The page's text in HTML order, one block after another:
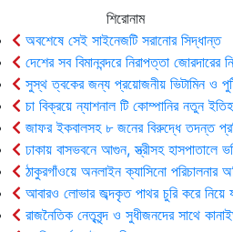
শিরোনাম
অবশেষে সেই সাইনেজটি সরানোর সিদ্ধান্ত
দেশের সব বিমানবন্দরে নিরাপত্তা জোরদারের
সুস্থ ত্বকের জন্য প্রয়োজনীয় ভিটামিন ও
চা বিক্রয়ে ন্যাশনাল টি কোম্পানির নতুন
জাফর ইকবালসহ ৮ জনের বিরুদ্ধে তদন্ত
ঢাকায় বাসভবনে আগুন, স্ত্রীসহ হাসপাতালে
ঠাকুরগাঁওয়ে অনলাইন ক্যাসিনো পরিচালনার
আবারও লোভার জব্দকৃত পাথর চুরি করে নিয়ে
রাজনৈতিক নেতৃবৃন্দ ও সুধীজনদের সাথে